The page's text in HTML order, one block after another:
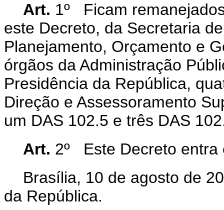
Art. 1º
Ficam
este Decreto, da Secretaria
Planejamento, Orçamento e
órgãos da Administração
Presidência da República,
Direção e Assessoramento
um DAS 102.5 e três DAS
Art. 2º
Este Decreto
Brasília, 10 de agosto de
da República.